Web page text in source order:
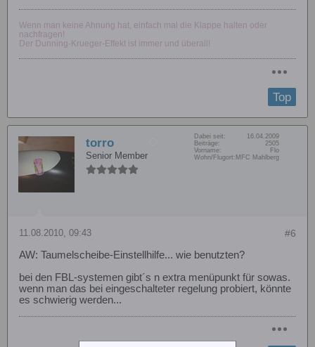
Wenn man keine Ahnung hat, einfach mal die Klappe halten oder
nachfragen!
Der Dunning-Krueger-Effekt ist immer und überall!
Top
torro
Senior Member
Dabei seit:
16.04.2009
Beiträge:
2505
Vorname:
Flo
Wohn/Flugort: MFC Mahlberg
#6
11.08.2010, 09:43
AW: Taumelscheibe-Einstellhilfe... wie benutzten?
bei den FBL-systemen gibt´s n extra menüpunkt für sowas.
wenn man das bei eingeschalteter regelung probiert, könnte
es schwierig werden...